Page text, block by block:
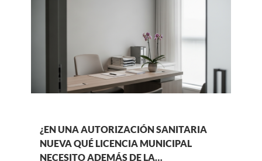
¿EN UNA AUTORIZACIÓN SANITARIA
NUEVA QUÉ LICENCIA MUNICIPAL
NECESITO ADEMÁS DE LA…